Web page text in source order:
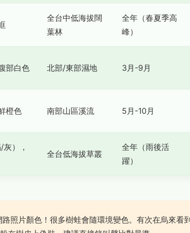
全台中低海拔闊
葉林
全年（春夏季高
峰）
部白色 北部/東部濕地 3月-9月
橙色 南部山區溪流 5月-10月
），
全台低海拔草叢
全年（雨後活
躍）
路照片顏色！很多樹蛙會隨環境變色。有次在烏來看